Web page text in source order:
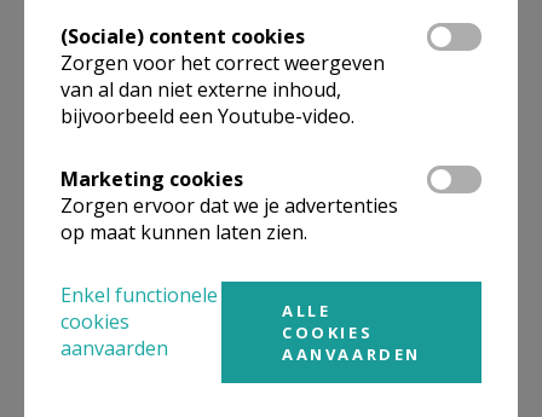
Gepubliceerd door
Seminarie Leo XIII - Leuven
Meer
Kerk in Vlaanderen
(Sociale) content cookies
Zorgen voor het correct weergeven
van al dan niet externe inhoud,
bijvoorbeeld een Youtube-video.
Marketing cookies
Zorgen ervoor dat we je advertenties
op maat kunnen laten zien.
Enkel functionele
cookies
aanvaarden
ALLE
COOKIES
AANVAARDEN